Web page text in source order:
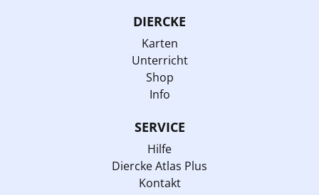
DIERCKE
Karten
Unterricht
Shop
Info
SERVICE
Hilfe
Diercke Atlas Plus
Kontakt